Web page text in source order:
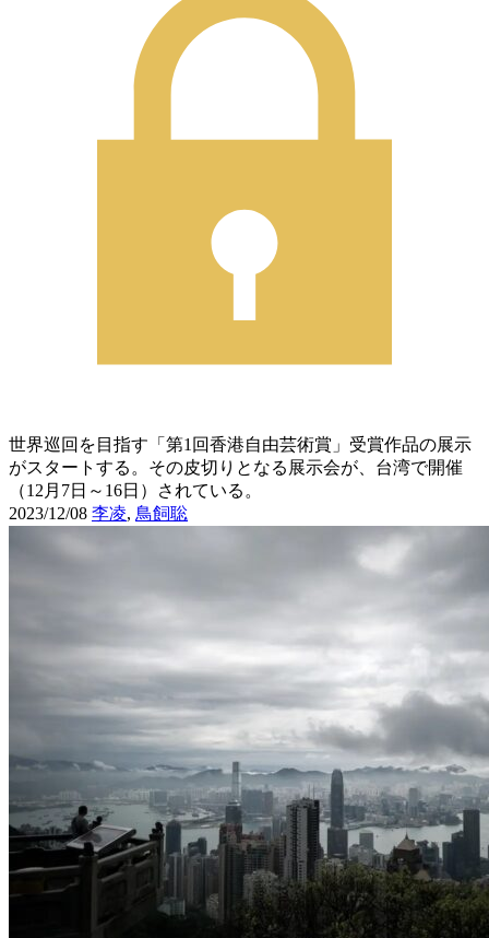
世界巡回を目指す「第1回香港自由芸術賞」受賞作品の展示
がスタートする。その皮切りとなる展示会が、台湾で開催
（12月7日～16日）されている。
2023/12/08 李凌, 鳥飼聡